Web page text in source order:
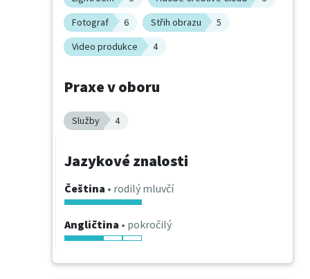
Fotograf
6 Střih obrazu
5
Video produkce
4
Praxe v oboru
Služby 4
Jazykové znalosti
Čeština • rodilý mluvčí
Angličtina • pokročilý